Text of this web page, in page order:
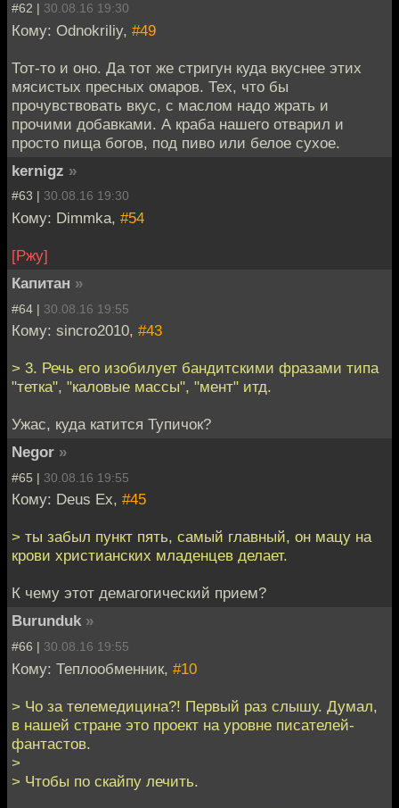
#62 | 30.08.16 19:30
Кому: Odnokriliy, #49
Тот-то и оно. Да тот же стригун куда вкуснее этих
мясистых пресных омаров. Тех, что бы
прочувствовать вкус, с маслом надо жрать и
прочими добавками. А краба нашего отварил и
просто пища богов, под пиво или белое сухое.
kernigz »
#63 | 30.08.16 19:30
Кому: Dimmka, #54
[Ржу]
Капитан »
#64 | 30.08.16 19:55
Кому: sincro2010, #43
> 3. Речь его изобилует бандитскими фразами типа
"тетка", "каловые массы", "мент" итд.
Ужас, куда катится Тупичок?
Negor »
#65 | 30.08.16 19:55
Кому: Deus Ex, #45
> ты забыл пункт пять, самый главный, он мацу на
крови христианских младенцев делает.
К чему этот демагогический прием?
Burunduk »
#66 | 30.08.16 19:55
Кому: Теплообменник, #10
> Чо за телемедицина?! Первый раз слышу. Думал,
в нашей стране это проект на уровне писателей-
фантастов.
>
> Чтобы по скайпу лечить.